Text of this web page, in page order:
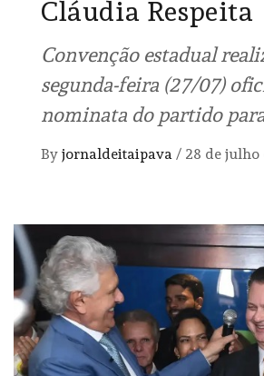
Cláudia Respeita
Convenção estadual
segunda-feira (27/07)
nominata do partido para
By jornaldeitaipava / 28 de julho